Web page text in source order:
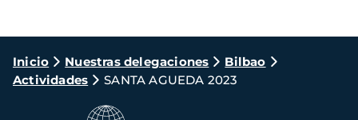
Ruta
de
navegación
Inicio Nuestras delegaciones
Bilbao
Actividades
SANTA AGUEDA 2023